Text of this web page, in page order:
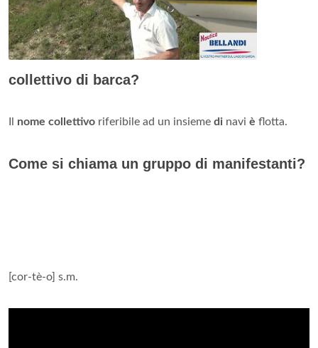
collettivo di barca?
nome collettivo riferibile ad un insieme di navi è flotta.
Come si chiama un gruppo di manifestanti?
[cor-tè-o] s.m.